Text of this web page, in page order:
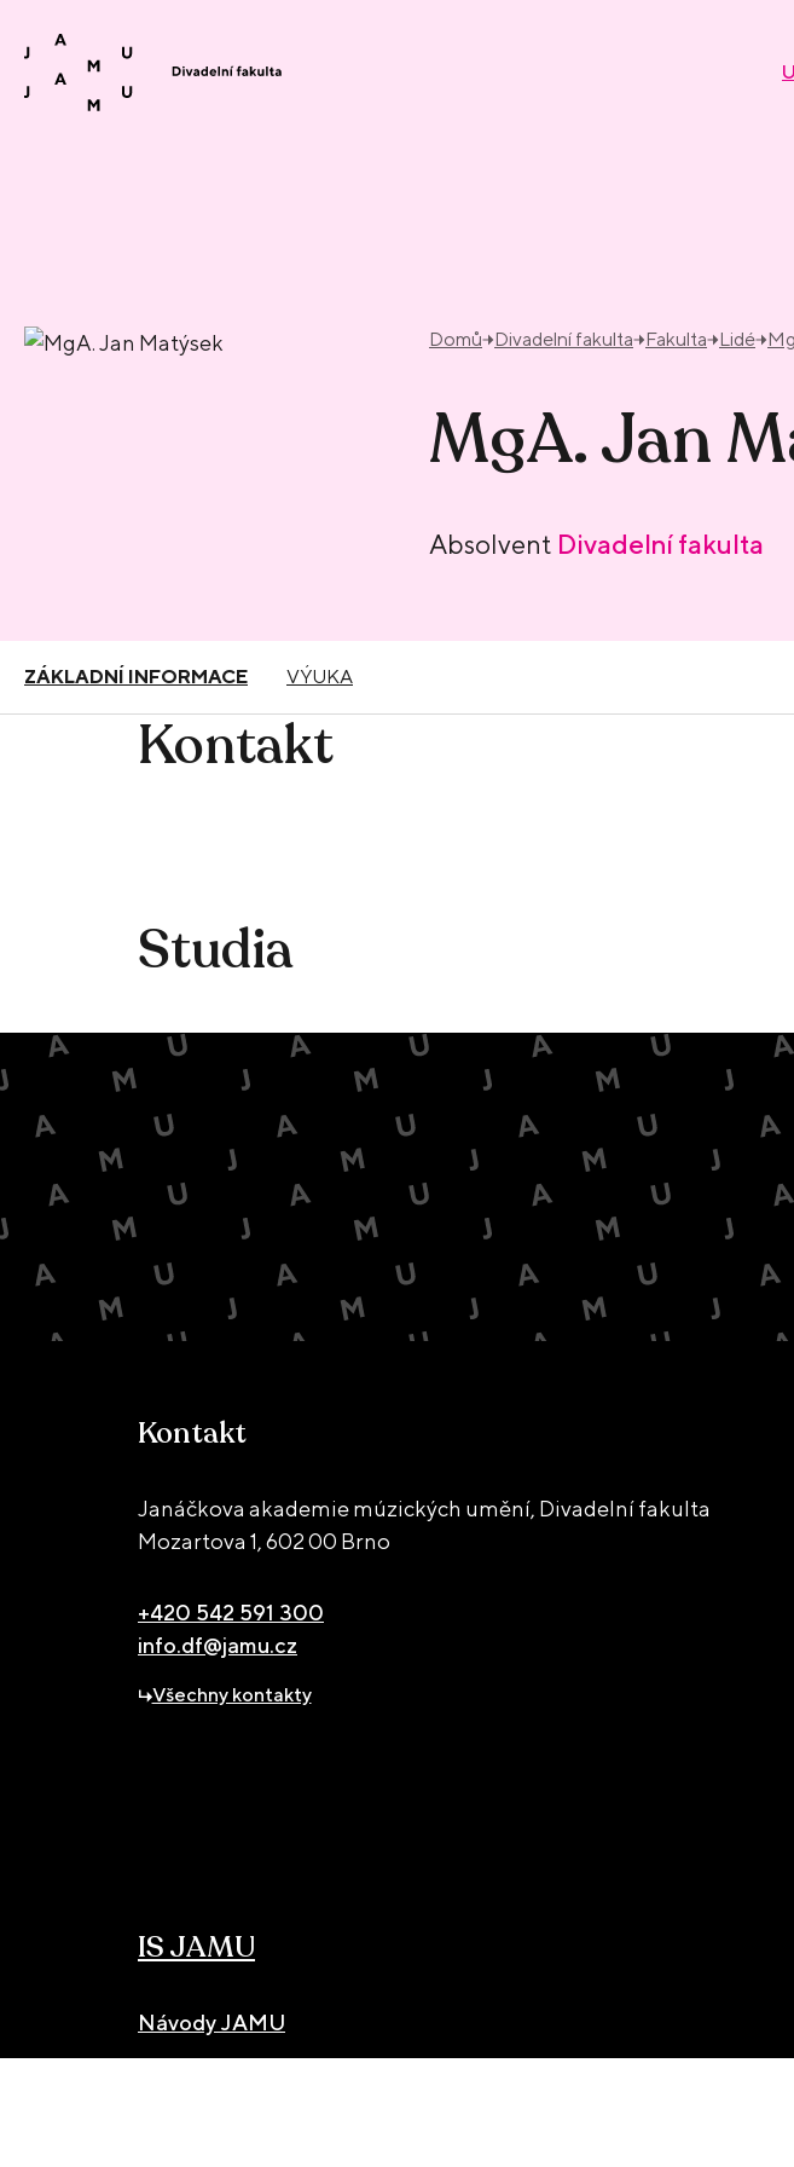
Domů Divadelní fakulta Fakulta Lidé
MgA. Jan
Absolvent Divadelní fakulta
ZÁKLADNÍ INFORMACE VÝUKA
Kontakt
Studia
Kontakt
Janáčkova akademie múzických umění, Divadelní fakulta
Mozartova 1,602 00 Brno
+420 542 591 300
info.df@jamu.cz
Všechny kontakty
IS JAMU
Návody JAMU